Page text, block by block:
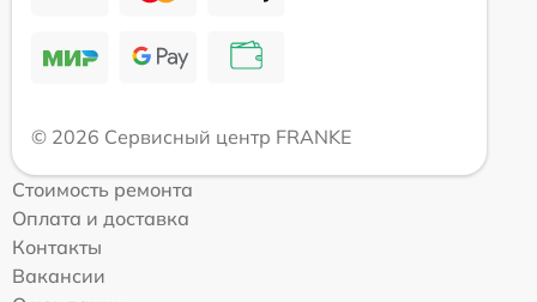
© 2026 Сервисный центр FRANKE
Стоимость ремонта
Оплата и доставка
Контакты
Вакансии